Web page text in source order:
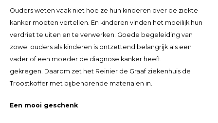
Ouders weten vaak niet hoe ze hun kinderen over de ziekte
kanker moeten vertellen. En kinderen vinden het moeilijk hun
verdriet te uiten en te verwerken. Goede begeleiding van
zowel ouders als kinderen is ontzettend belangrijk als een
vader of een moeder de diagnose kanker heeft
gekregen. Daarom zet het Reinier de Graaf ziekenhuis de
Troostkoffer met bijbehorende materialen in.
Een mooi geschenk